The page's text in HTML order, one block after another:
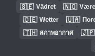
🇸🇪 Vädret 🇳🇴
🇩🇪 Wetter 🇺🇦
🇹🇭 สภาพอากาศ 🇯🇵